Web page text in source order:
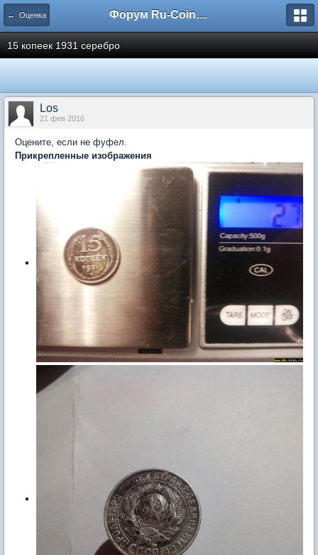
← Оценка Форум Ru-Coin.ru
15 копеек 1931 серебро
Los
21 фев 2016
Оцените, если не фуфел.
Прикрепленные изображения